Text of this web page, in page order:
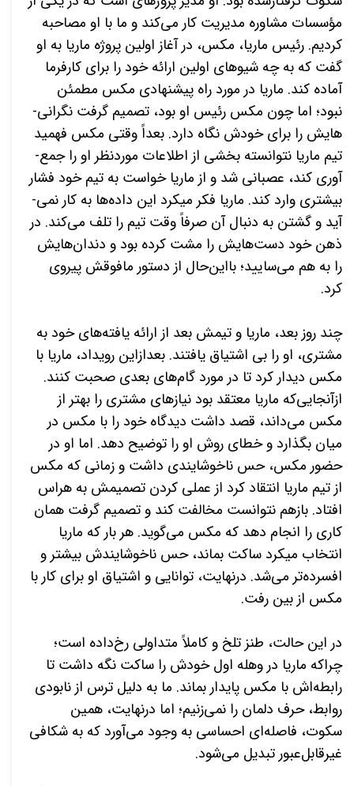
مؤسسات مشاوره­ مدیریت کار می‌­کند و ما با او مصاحبه
کردیم. رئیس ماریا، مکس، در آغاز اولین پروژه ماریا به او
گفت که به چه شیوه­ای اولین ارائه خود را برای کارفرما
آماده کند. ماریا در مورد راه پیشنهادی مکس مطمئن
نبود؛ اما چون مکس رئیس او بود، تصمیم گرفت نگرانی‌­
هایش را برای خودش نگاه دارد. بعداً وقتی مکس فهمید
تیم ماریا نتوانسته بخشی از اطلاعات موردنظر او را جمع‌­
آوری کند، عصبانی شد و از ماریا خواست به تیم خود فشار
بیشتری وارد کند. ماریا فکر می­کرد این داده­‌ها به کار نمی‌­
آید و گشتن به دنبال آن صرفاً وقت تیم را تلف می­‌کند. در
ذهن خود دست­‌هایش را مشت کرده بود و دندان­‌هایش
را به هم می­‌سایید؛ بااین‌حال از دستور مافوقش پیروی
کرد.
چند روز بعد، ماریا و تیمش بعد از ارائه یافته­‌های خود به
مشتری، او را بی اشتیاق یافتند. بعدازاین رویداد، ماریا با
مکس دیدار کرد تا در مورد گام­‌های بعدی صحبت کنند.
ازآنجایی‌که ماریا معتقد بود نیازهای مشتری را بهتر از
مکس می­‌داند، قصد داشت دیدگاه خود را با مکس در
میان بگذارد و خطای روش او را توضیح دهد. اما او در
حضور مکس، حس ناخوشایندی داشت و زمانی که مکس
از تیم ماریا انتقاد کرد از عملی کردن تصمیمش به هراس
افتاد. بازهم نتوانست مخالفت کند و تصمیم گرفت همان
کاری را انجام دهد که مکس می­‌گوید. هر بار که ماریا
انتخاب می­کرد ساکت بماند، حس ناخوشایندش بیشتر و
افسرده­‌تر می­‌شد. درنهایت، توانایی و اشتیاق او برای کار با
مکس از بین رفت.
در این حالت، طنز تلخ و کاملاً متداولی رخ‌داده است؛
چراکه ماریا در وهله اول خودش را ساکت نگه داشت تا
رابطه­‌اش با مکس پایدار بماند. ما به دلیل ترس از نابودی
روابط، حرف دلمان را نمی‌­زنیم؛ اما درنهایت، همین
سکوت، فاصله­‌ای احساسی به وجود می‌آورد که به شکافی
غیرقابل‌عبور تبدیل می­‌شود.